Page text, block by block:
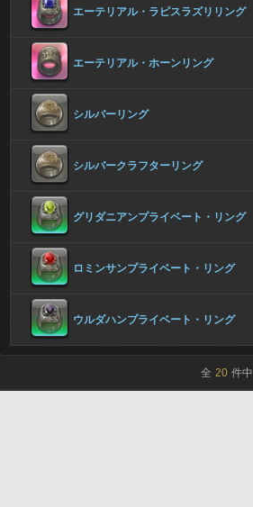
エーテリアル・ラピスラズリリング
エーテリアル・ホーンリング
シルバーリング
シルバークラフターリング
グリダニアンプライベート・リング
ロミンサンプライベート・リング
ウルダハンプライベート・リング
全 20 件中